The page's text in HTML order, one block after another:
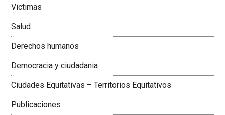
Victimas
Salud
Derechos humanos
Democracia y ciudadania
Ciudades Equitativas – Territorios Equitativos
Publicaciones